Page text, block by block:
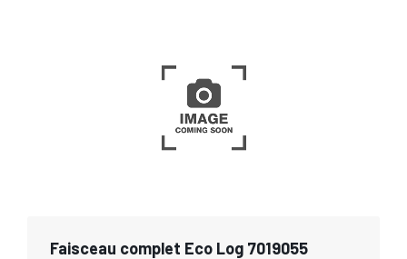
Faisceau complet Eco Log 7019055